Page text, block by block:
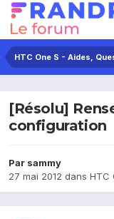
HTC One S - Aides,
[Résolu]
configuration
Par sammy
27 mai 2012 dans HTC